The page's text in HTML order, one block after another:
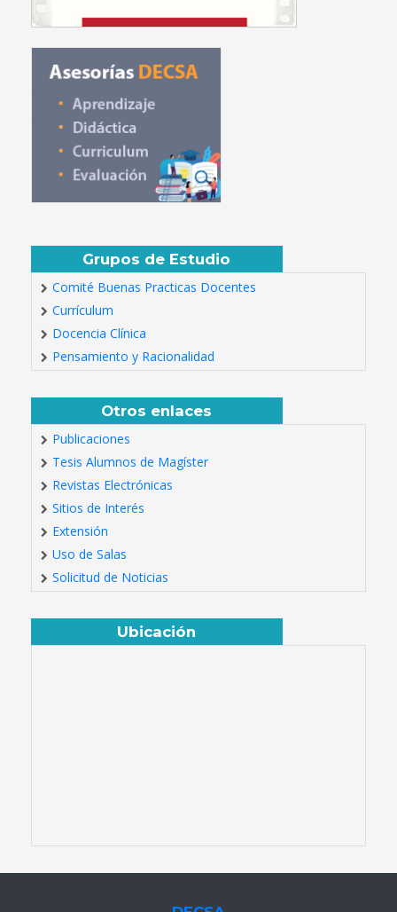
Grupos de Estudio
Comité Buenas Practicas Docentes
Currículum
Docencia Clínica
Pensamiento y Racionalidad
Otros enlaces
Publicaciones
Tesis Alumnos de Magíster
Revistas Electrónicas
Sitios de Interés
Extensión
Uso de Salas
Solicitud de Noticias
Ubicación